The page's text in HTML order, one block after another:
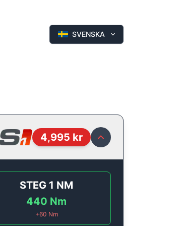
SVENSKA
4,995 kr
STEG 1 NM
440 Nm
+60 Nm